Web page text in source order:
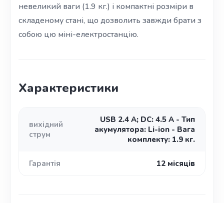
невеликий ваги (1.9 кг.) і компактні розміри в
складеному стані, що дозволить завжди брати з
собою цю міні-електростанцію.
Характеристики
вихідний
струм
USB 2.4 A; DC: 4.5 A - Тип
акумулятора: Li-ion - Вага
комплекту: 1.9 кг.
Гарантія 12 місяців